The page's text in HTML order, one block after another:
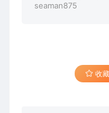
seaman875
收